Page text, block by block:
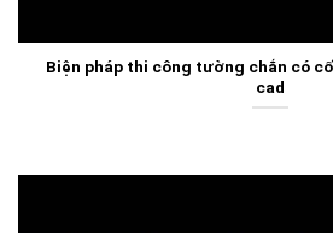
Biện pháp thi công tường chắn có
cad